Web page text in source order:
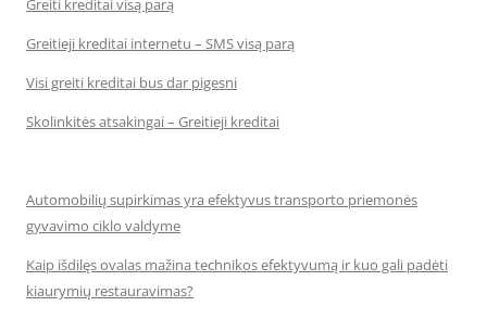
Greiti kreditai visą parą
Greitieji kreditai internetu – SMS visą parą
Visi greiti kreditai bus dar pigesni
Skolinkitės atsakingai – Greitieji kreditai
Automobilių supirkimas yra efektyvus transporto priemonės
gyvavimo ciklo valdyme
Kaip išdilęs ovalas mažina technikos efektyvumą ir kuo gali padėti
kiaurymių restauravimas?